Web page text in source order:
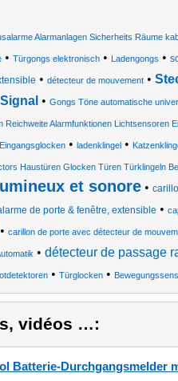
Alarmanlagen Sicherheits Räume
• Türgongs elektronisch • Ladengongs •
• détecteur de mouvement •
• Gongs Töne automatische
Reichweite Alarmfunktionen Lichtsensoren
• ladenklingel•
Haustüren Glocken Türen Türklingeln
et sonore •
de porte & fenêtre, extensible •
• carillon de porte avec détecteur de
• détecteur de passage
• Türglocken •
vidéos …:
Batterie-Durchgangsmelder